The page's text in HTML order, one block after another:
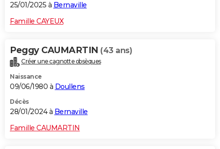
25/01/2025 à Bernaville
Famille CAYEUX
Peggy CAUMARTIN (43 ans)
Créer une cagnotte obsèques
Naissance
09/06/1980 à Doullens
Décès
28/01/2024 à Bernaville
Famille CAUMARTIN